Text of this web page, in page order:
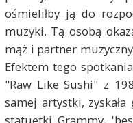
ośmieliłby ją do
muzyki. Tą osobą
mąż i partner
Efektem tego
"Raw Like Sushi" z
samej artystki,
statuetki Grammy,